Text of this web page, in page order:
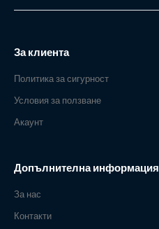
За клиента
Политика за сигурност
Условия за ползване
Акаунт
Допълнителна информация
За нас
Контакти